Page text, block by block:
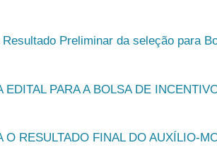
Resultado Preliminar da seleção para
EDITAL PARA A BOLSA DE
O RESULTADO FINAL DO AUXÍLIO-